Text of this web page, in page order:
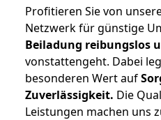
Profitieren Sie von
Netzwerk für günstige
Beiladung reibungslos
vonstattengeht. Dabei
besonderen Wert auf
Zuverlässigkeit. Die
Leistungen machen uns